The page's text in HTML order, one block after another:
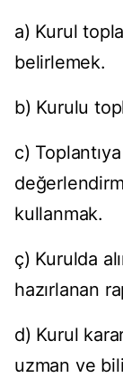
a) Kurul
belirlemek.
b) Kurulu
c)
kullanmak.
ç) Kurulda
hazırlanan
d) Kurul
uzman ve